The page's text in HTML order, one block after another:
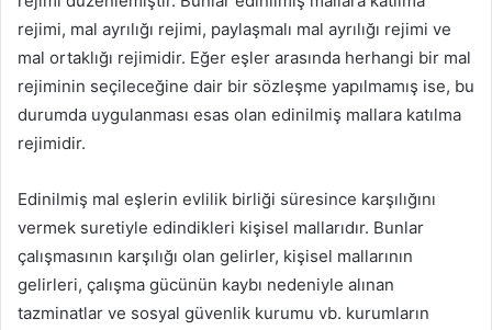
rejimi, mal ayrılığı rejimi, paylaşmalı mal ayrılığı rejimi ve
mal ortaklığı rejimidir. Eğer eşler arasında herhangi bir mal
rejiminin seçileceğine dair bir sözleşme yapılmamış ise, bu
durumda uygulanması esas olan edinilmiş mallara katılma
rejimidir.
Edinilmiş mal eşlerin evlilik birliği süresince karşılığını
vermek suretiyle edindikleri kişisel mallarıdır. Bunlar
çalışmasının karşılığı olan gelirler, kişisel mallarının
gelirleri, çalışma gücünün kaybı nedeniyle alınan
tazminatlar ve sosyal güvenlik kurumu vb. kurumların